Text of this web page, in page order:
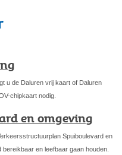
u de Daluren vrij kaart of Daluren
chipkaart nodig.
en omgeving
Spuiboulevard en
en leefbaar gaan houden.